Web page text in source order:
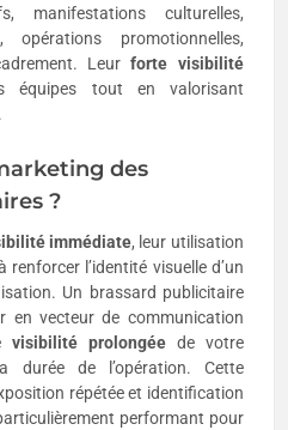
manifestations culturelles,
opérations promotionnelles,
Leurforte visibilité
équipes tout en valorisant
.
des
?
immédiate, leur utilisation
l’identité visuelle d’un
Un brassard publicitaire
en vecteur de communication
visibilité prolongéede votre
durée de l’opération. Cette
répétée et identification
performant pour